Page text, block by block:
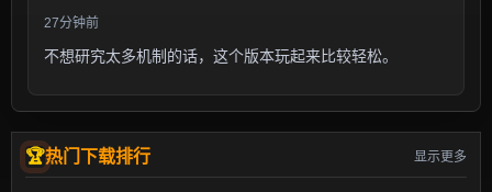
27分钟前
不想研究太多机制的话，这个版本玩起来比较轻松。
热门下载排行 显示更多